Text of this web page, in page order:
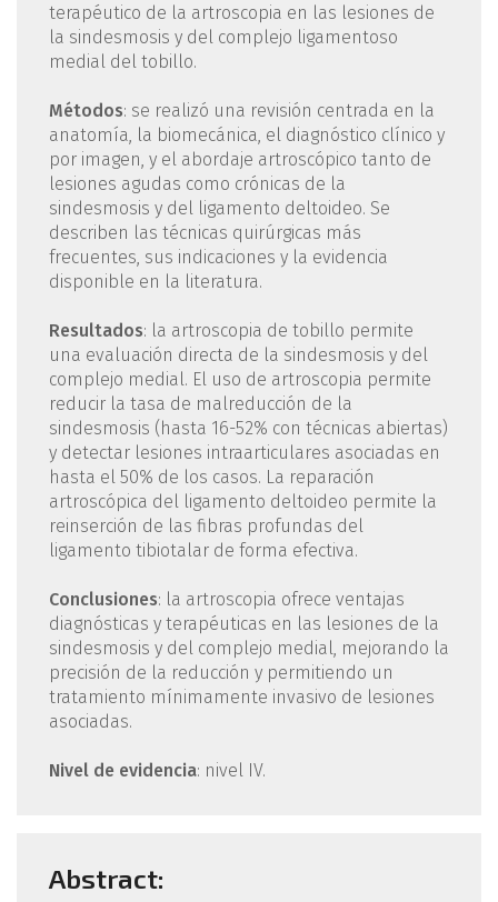
terapéutico de la artroscopia en las lesiones de
la sindesmosis y del complejo ligamentoso
medial del tobillo.
Métodos: se realizó una revisión centrada en la
anatomía, la biomecánica, el diagnóstico clínico y
por imagen, y el abordaje artroscópico tanto de
lesiones agudas como crónicas de la
sindesmosis y del ligamento deltoideo. Se
describen las técnicas quirúrgicas más
frecuentes, sus indicaciones y la evidencia
disponible en la literatura.
Resultados: la artroscopia de tobillo permite
una evaluación directa de la sindesmosis y del
complejo medial. El uso de artroscopia permite
reducir la tasa de malreducción de la
sindesmosis (hasta 16-52% con técnicas abiertas)
y detectar lesiones intraarticulares asociadas en
hasta el 50% de los casos. La reparación
artroscópica del ligamento deltoideo permite la
reinserción de las fibras profundas del
ligamento tibiotalar de forma efectiva.
Conclusiones: la artroscopia ofrece ventajas
diagnósticas y terapéuticas en las lesiones de la
sindesmosis y del complejo medial, mejorando la
precisión de la reducción y permitiendo un
tratamiento mínimamente invasivo de lesiones
asociadas.
Nivel de evidencia: nivel IV.
Abstract: